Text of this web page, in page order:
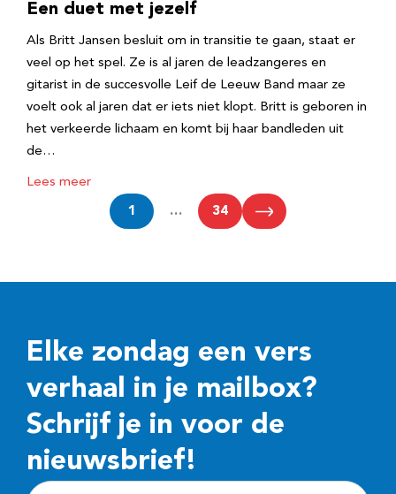
Een duet met jezelf
Als Britt Jansen besluit om in transitie te gaan, staat er
veel op het spel. Ze is al jaren de leadzangeres en
gitarist in de succesvolle Leif de Leeuw Band maar ze
voelt ook al jaren dat er iets niet klopt. Britt is geboren in
het verkeerde lichaam en komt bij haar bandleden uit
de…
Lees meer
1 … 34
Elke zondag een vers
verhaal in je mailbox?
Schrijf je in voor de
nieuwsbrief!